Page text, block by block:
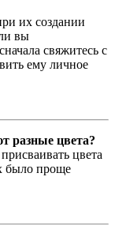
их создании
вы
свяжитесь с
ему личное
разные цвета?
цвета
было проще